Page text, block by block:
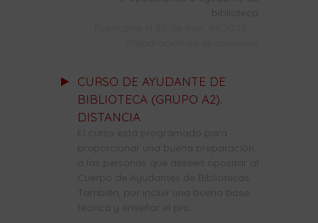
biblioteca
CURSO DE AYUDANTE DE
BIBLIOTECA (GRUPO A2).
DISTANCIA
El curso está programado para
proporcionar una buena preparación
a las personas que deseen opositar al
Cuerpo de Ayudantes de Bibliotecas.
También, por incluir una buena base
teórica y enseñar el pro...